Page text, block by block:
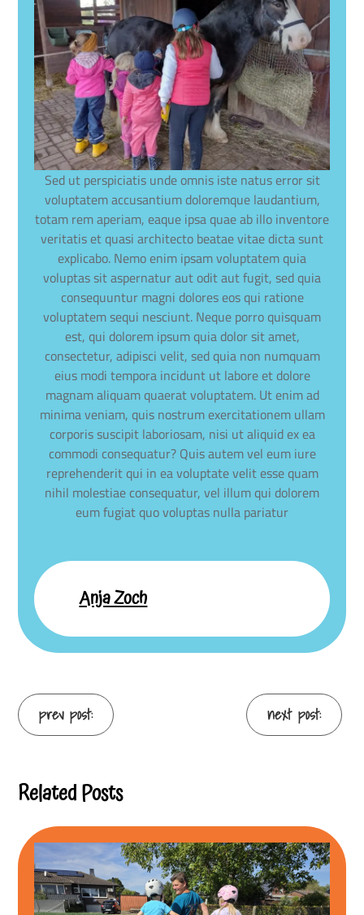
Sed ut perspiciatis unde omnis iste natus error sit
voluptatem accusantium doloremque laudantium,
totam rem aperiam, eaque ipsa quae ab illo inventore
veritatis et quasi architecto beatae vitae dicta sunt
explicabo. Nemo enim ipsam voluptatem quia
voluptas sit aspernatur aut odit aut fugit, sed quia
consequuntur magni dolores eos qui ratione
voluptatem sequi nesciunt. Neque porro quisquam
est, qui dolorem ipsum quia dolor sit amet,
consectetur, adipisci velit, sed quia non numquam
eius modi tempora incidunt ut labore et dolore
magnam aliquam quaerat voluptatem. Ut enim ad
minima veniam, quis nostrum exercitationem ullam
corporis suscipit laboriosam, nisi ut aliquid ex ea
commodi consequatur? Quis autem vel eum iure
reprehenderit qui in ea voluptate velit esse quam
nihil molestiae consequatur, vel illum qui dolorem
eum fugiat quo voluptas nulla pariatur
Anja Zoch
Continue
prev post: next post:
Related Posts